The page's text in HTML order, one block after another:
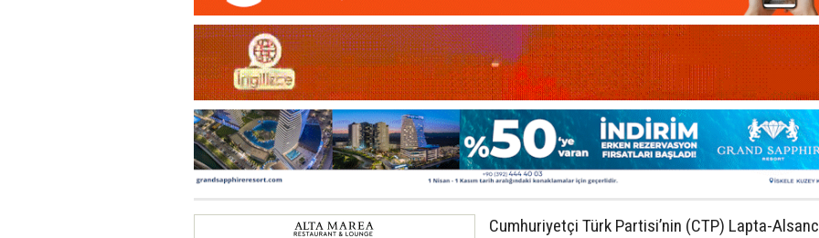
Cumhuriyetçi Türk Partisi’nin (CTP) Lapta-